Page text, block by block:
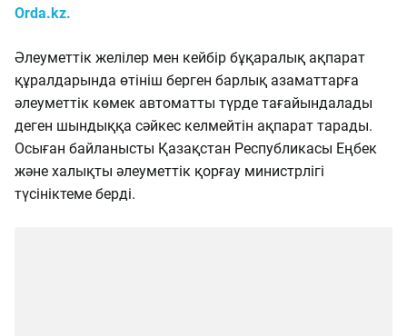
Orda.kz.
Әлеуметтік желілер мен кейбір бұқаралық ақпарат
құралдарында өтініш берген барлық азаматтарға
әлеуметтік көмек автоматты түрде тағайындалады
деген шындыққа сәйкес келмейтін ақпарат тарады.
Осыған байланысты Қазақстан Республикасы Еңбек
және халықты әлеуметтік қорғау министрлігі
түсініктеме берді.